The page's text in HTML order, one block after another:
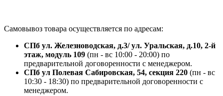
Самовывоз товара осуществляется по адресам:
СПб ул. Железноводская, д.3/ ул. Уральская, д.10, 2-й
этаж, модуль 109 (пн - вс 10:00 - 20:00) по
предварительной договоренности с менеджером.
СПб ул Полевая Сабировская, 54, секция 220 (пн - вс
10:30 - 18:30) по предварительной договоренности с
менеджером.